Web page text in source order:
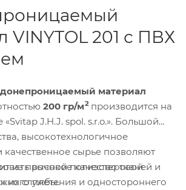
VINYTOL 201 с ПВХ
материал
200 гр/м2 производится на
J.H.J. spol. s.r.o.». Большой
высокотехнологичное
сырье позволяют
высокое качество тканей и
их службы.
из прочной полиэстеровой
плетения и одностороннего